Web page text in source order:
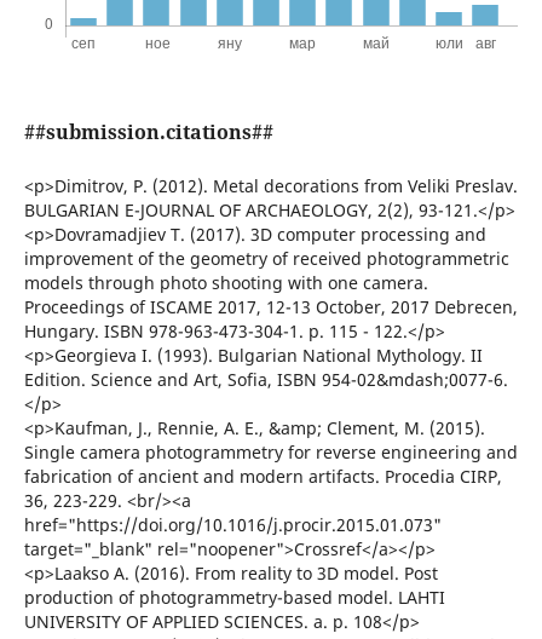
##submission.citations##
<p>Dimitrov, P. (2012). Metal decorations from Veliki Preslav.
BULGARIAN E-JOURNAL OF ARCHAEOLOGY, 2(2), 93-121.</p>
<p>Dovramadjiev T. (2017). 3D computer processing and
improvement of the geometry of received photogrammetric
models through photo shooting with one camera.
Proceedings of ISCAME 2017, 12-13 October, 2017 Debrecen,
Hungary. ISBN 978-963-473-304-1. p. 115 - 122.</p>
<p>Georgieva I. (1993). Bulgarian National Mythology. II
Edition. Science and Art, Sofia, ISBN 954-02&mdash;0077-6.
</p>
<p>Kaufman, J., Rennie, A. E., &amp; Clement, M. (2015).
Single camera photogrammetry for reverse engineering and
fabrication of ancient and modern artifacts. Procedia CIRP,
36, 223-229. <br/><a
href="https://doi.org/10.1016/j.procir.2015.01.073"
target="_blank" rel="noopener">Crossref</a></p>
<p>Laakso A. (2016). From reality to 3D model. Post
production of photogrammetry-based model. LAHTI
UNIVERSITY OF APPLIED SCIENCES. a. p. 108</p>